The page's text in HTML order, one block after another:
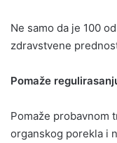
Ne samo da je 100
zdravstvene
Pomaže
Pomaže probavnom
organskog porekla i